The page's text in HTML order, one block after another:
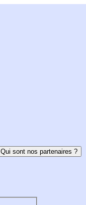
Qui sont nos partenaires ?